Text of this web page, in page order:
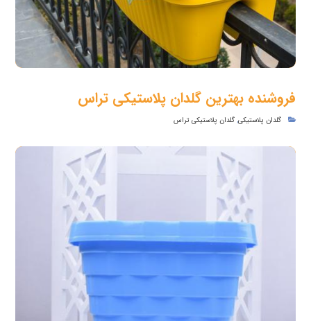
فروشنده بهترین گلدان پلاستیکی تراس
گلدان پلاستیکی,گلدان پلاستیکی تراس